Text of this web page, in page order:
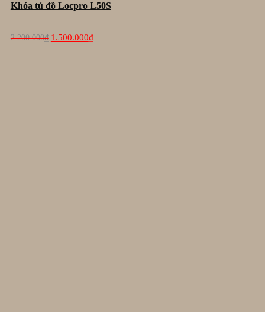
Khóa tủ đồ Locpro L50S
2.200.000₫
Giá
gốc
1.500.000₫Giá
hiện